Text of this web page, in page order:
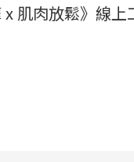
x 肌肉放鬆》線上